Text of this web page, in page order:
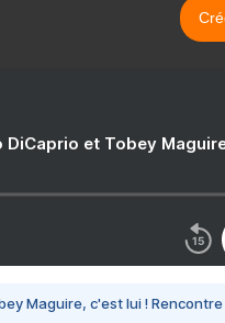
DiCaprio et Tobey
Maguire, c'est lui !